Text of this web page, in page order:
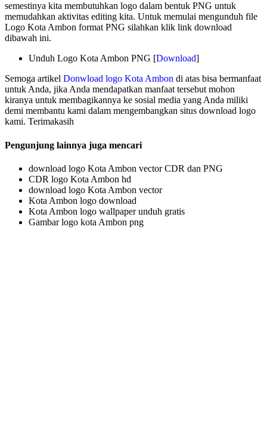
semestinya kita membutuhkan logo dalam bentuk PNG untuk
memudahkan aktivitas editing kita. Untuk memulai mengunduh file
Logo Kota Ambon format PNG silahkan klik link download
dibawah ini.
Unduh Logo Kota Ambon PNG [Download]
Semoga artikel Donwload logo Kota Ambon di atas bisa bermanfaat
untuk Anda, jika Anda mendapatkan manfaat tersebut mohon
kiranya untuk membagikannya ke sosial media yang Anda miliki
demi membantu kami dalam mengembangkan situs download logo
kami. Terimakasih
Pengunjung lainnya juga mencari
download logo Kota Ambon vector CDR dan PNG
CDR logo Kota Ambon hd
download logo Kota Ambon vector
Kota Ambon logo download
Kota Ambon logo wallpaper unduh gratis
Gambar logo kota Ambon png